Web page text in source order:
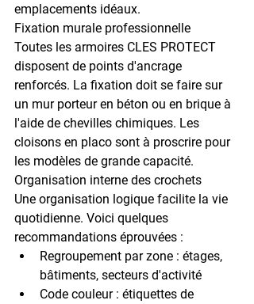
emplacements idéaux.
Fixation murale professionnelle
Toutes les armoires CLES PROTECT
disposent de points d'ancrage
renforcés. La fixation doit se faire sur
un mur porteur en béton ou en brique à
l'aide de chevilles chimiques. Les
cloisons en placo sont à proscrire pour
les modèles de grande capacité.
Organisation interne des crochets
Une organisation logique facilite la vie
quotidienne. Voici quelques
recommandations éprouvées :
Regroupement par zone : étages,
bâtiments, secteurs d'activité
Code couleur : étiquettes de